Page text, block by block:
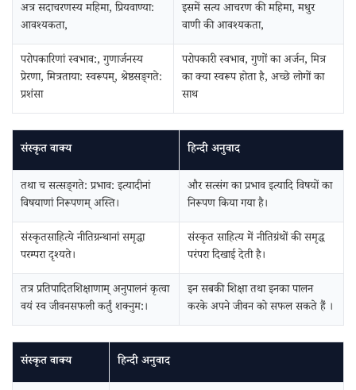
अत्र सदाचरणस्य महिमा, प्रियवाण्या:
आवश्यकता,
इसमें सत्य आचरण की महिमा, मधुर
वाणी की आवश्यकता,
परोपकारिणां स्वभाव:, गुणार्जनस्य
प्रेरणा, मित्रताया: स्वरूपम्‌, श्रेष्ठसङ्‌गते:
प्रशंसा
परोपकारी स्वभाव, गुणों का अर्जन, मित्र
का क्या स्वरूप होता है, अच्छे लोगों का
साथ
संस्कृत वाक्य हिन्दी अनुवाद
तथा च सत्सङ्‌गते: प्रभाव: इत्यादीनां
विषयाणां निरूपणम्‌ अस्ति।
और सत्संग का प्रभाव इत्यादि विषयों का
निरूपण किया गया है।
संस्कृतसाहित्ये नीतिग्रन्थानां समृद्धा
परम्परा दृश्यते।
संस्कृत साहित्य में नीतिग्रंथों की समृद्ध
परंपरा दिखाई देती है।
तत्र प्रतिपादितशिक्षाणाम्‌ अनुपालनं कृत्वा
वयं स्व जीवनसफली कर्तुं शक्नुम:।
इन सबकी शिक्षा तथा इनका पालन
करके अपने जीवन को सफल सकते हैं ।
संस्कृत वाक्य हिन्दी अनुवाद